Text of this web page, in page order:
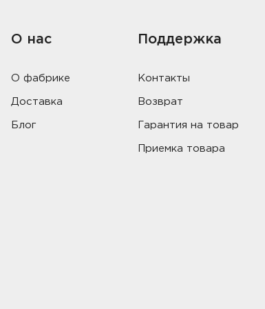
Полки
Стеллажи
О нас
О фабрике
Доставка
Блог
Поддержка
Контакты
Возврат
Гарантия на товар
Приемка товара